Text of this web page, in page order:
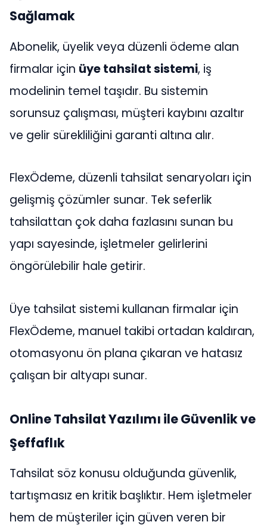
Sağlamak
Abonelik, üyelik veya düzenli ödeme alan
firmalar için üye tahsilat sistemi, iş
modelinin temel taşıdır. Bu sistemin
sorunsuz çalışması, müşteri kaybını azaltır
ve gelir sürekliliğini garanti altına alır.
FlexÖdeme, düzenli tahsilat senaryoları için
gelişmiş çözümler sunar. Tek seferlik
tahsilattan çok daha fazlasını sunan bu
yapı sayesinde, işletmeler gelirlerini
öngörülebilir hale getirir.
Üye tahsilat sistemi kullanan firmalar için
FlexÖdeme, manuel takibi ortadan kaldıran,
otomasyonu ön plana çıkaran ve hatasız
çalışan bir altyapı sunar.
Online Tahsilat Yazılımı ile Güvenlik ve
Şeffaflık
Tahsilat söz konusu olduğunda güvenlik,
tartışmasız en kritik başlıktır. Hem işletmeler
hem de müşteriler için güven veren bir